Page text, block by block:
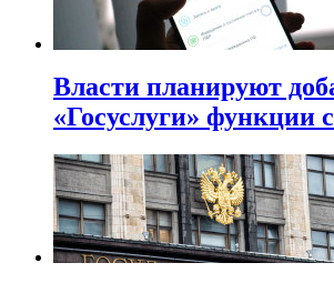
Власти планируют
«Госуслуги» функции